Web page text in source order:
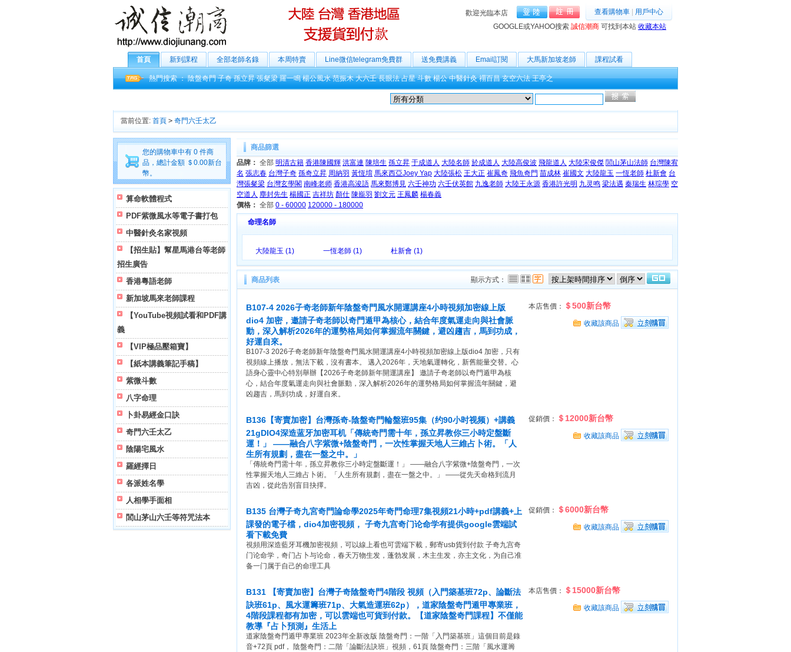
歡迎光臨本店 查看購物車
用戶中心
GOOGLE或YAHOO搜索 誠信潮商 可找到本站 收藏本站
首頁 新到課程 全部老師名錄 本周特賣 Line微信telegram免費群 送免費講義 Email訂閱 大馬新加坡老師 課程試看
熱門搜索 ：陰盤奇門 子奇 孫立昇 張粲梁 羅一鳴 楊公風水 范振木 大六壬 長眼法 占星 斗數 楊公 中醫針灸 禤百昌 玄空六法 王亭之
當前位置: 首頁 > 奇門六壬太乙
您的購物車中有 0 件商
品，總計金額 ＄0.00新台
幣。
算命軟體程式
PDF紫微風水等電子書打包
中醫針灸名家視頻
【招生貼】幫星馬港台等老師
招生廣告
香港粵語老師
新加坡馬來老師課程
【YouTube視頻試看和PDF講
義
【VIP極品壓箱寶】
【紙本講義筆記手稿】
紫微斗數
八字命理
卜卦易經金口訣
奇門六壬太乙
陰陽宅風水
羅經擇日
各派姓名學
人相學手面相
閭山茅山六壬等符咒法本
商品篩選
品牌： 全部 明清古籍 香港陳國輝 洪富連 陳培生 孫立昇 于成道人 大陸名師 於成道人 大陸高俊波 飛龍道人 大陸宋俊傑 閭山茅山法師 台灣陳宥
名 張志春 台灣子奇 孫奇立昇 周納羽 黃恆堉 馬來西亞Joey Yap 大陸張松 王大正 崔鳳奇 飛魚奇門 苗成林 崔國文 大陸龍玉 一恆老師 杜新會 台
灣張粲梁 台灣玄學閣 南峰老师 香港高浚語 馬來鄭博見 六壬神功 六壬伏英館 九逸老師 大陸王永源 香港許光明 九灵鸣 梁法遇 秦瑞生 林琮學 空
空道人 塵封先生 楊國正 吉祥坊 顏仕 陳巃羽 劉文元 王鳳麟 楊春義
價格： 全部 0 - 60000 120000 - 180000
命理名師
大陸龍玉 (1) 一恆老師 (1) 杜新會 (1)
商品列表 顯示方式：
B107-4 2026子奇老師新年陰盤奇門風水開運講座4小時視頻加密線上版
dio4 加密，邀請子奇老師以奇門遁甲為核心，結合年度氣運走向與社會脈
動，深入解析2026年的運勢格局如何掌握流年關鍵，避凶趨吉，馬到功成，
好運自來。
B107-3 2026子奇老師新年陰盤奇門風水開運講座4小時視頻加密線上版dio4 加密，只有
視頻線上播放，無法下載，沒有書本。 邁入2026年，天地氣運轉化，新舊能量交替。心
語身心靈中心特別舉辦【2026子奇老師新年開運講座】 邀請子奇老師以奇門遁甲為核
心，結合年度氣運走向與社會脈動，深入解析2026年的運勢格局如何掌握流年關鍵，避
凶趨吉，馬到功成，好運自來。
本店售價： ＄500新台幣
收藏該商品
B136【寄賣加密】台灣孫奇-陰盤奇門輪盤班95集（约90小时视频）+講義
21gDIO4深造蓝牙加密耳机「傳統奇門需十年，孫立昇教你三小時定盤斷
運！」 ——融合八字紫微+陰盤奇門，一次性掌握天地人三維占卜術。「人
生所有規劃，盡在一盤之中。」
「傳統奇門需十年，孫立昇教你三小時定盤斷運！」 ——融合八字紫微+陰盤奇門，一次
性掌握天地人三維占卜術。「人生所有規劃，盡在一盤之中。」 ——從先天命格到流月
吉凶，從此告別盲目抉擇。
促銷價： ＄12000新台幣
收藏該商品
B135 台灣子奇九宮奇門論命學2025年奇門命理7集視頻21小時+pdf講義+上
課發的電子檔，dio4加密視頻， 子奇九宫奇门论命学有提供google雲端試
看下載免費
視頻用深造藍牙耳機加密視頻，可以線上看也可雲端下載，郵寄usb貨到付款 子奇九宫奇
门论命学，奇门占卜与论命，春天万物生发，蓬勃发展，木主生发，亦主文化，为自己准
备一门属于自己的命理工具
促銷價： ＄6000新台幣
收藏該商品
B131 【寄賣加密】台灣子奇陰盤奇門4階段 視頻（入門築基班72p、論斷法
訣班61p、風水運籌班71p、大氣造運班62p），道家陰盤奇門遁甲專業班，
4階段課程都有加密，可以雲端也可貨到付款。【道家陰盤奇門課程】不僅能
教導『占卜預測』生活上
道家陰盤奇門遁甲專業班 2023年全新改版 陰盤奇門：一階「入門築基班」這個目前是錄
音+72頁 pdf， 陰盤奇門：二階「論斷法訣班」視頻，61頁 陰盤奇門：三階「風水運籌
本店售價： ＄15000新台幣
收藏該商品